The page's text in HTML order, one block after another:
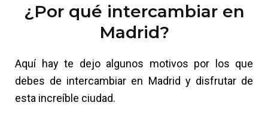
¿Por qué intercambiar en
Madrid?
Aquí hay te dejo algunos motivos por los que
debes de intercambiar en Madrid y disfrutar de
esta increíble ciudad.